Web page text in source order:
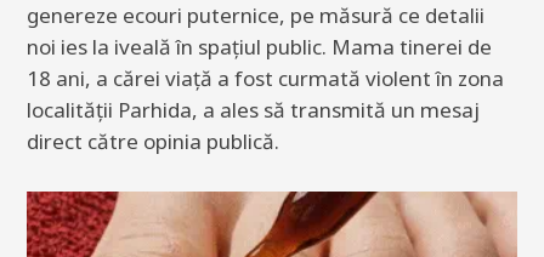
genereze ecouri puternice, pe măsură ce detalii
noi ies la iveală în spațiul public. Mama tinerei de
18 ani, a cărei viață a fost curmată violent în zona
localității Parhida, a ales să transmită un mesaj
direct către opinia publică.